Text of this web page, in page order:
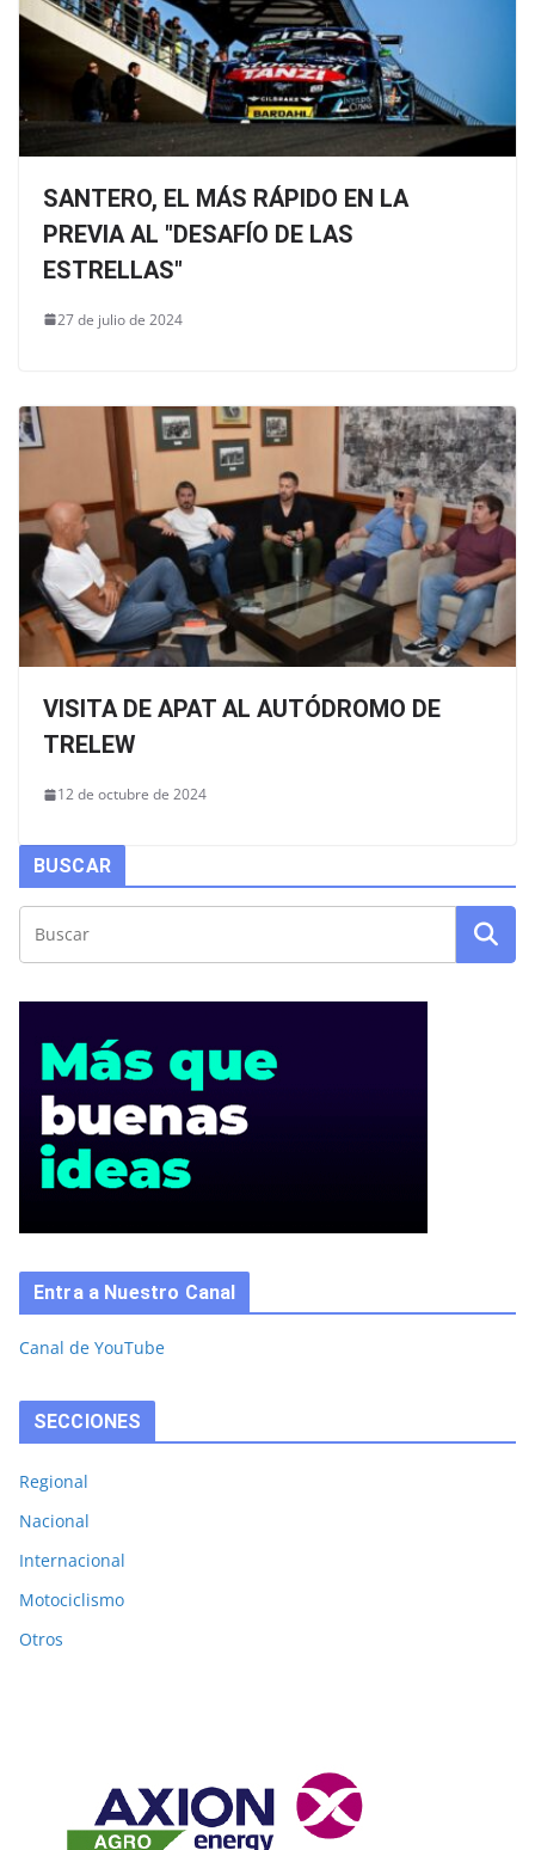
SANTERO, EL MÁS RÁPIDO EN LA
PREVIA AL "DESAFÍO DE LAS
ESTRELLAS"
27 de julio de 2024
VISITA DE APAT AL AUTÓDROMO DE
TRELEW
12 de octubre de 2024
BUSCAR
Entra a Nuestro Canal
Canal de YouTube
SECCIONES
Regional
Nacional
Internacional
Motociclismo
Otros